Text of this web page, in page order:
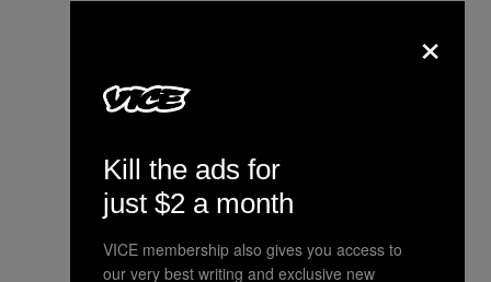
×
Kill the ads for
just $2 a month
VICE membership also gives you access to
our very best writing and exclusive new